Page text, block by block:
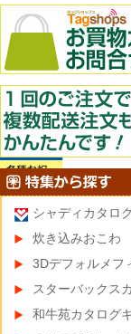
シャディカタロ
炊き込みおこわ
3Dデフォルメフ
スターバックス
和牛苑カタログ